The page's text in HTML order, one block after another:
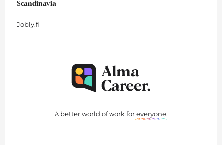
Scandinavia
Jobly.fi
A better world of work foreveryone.